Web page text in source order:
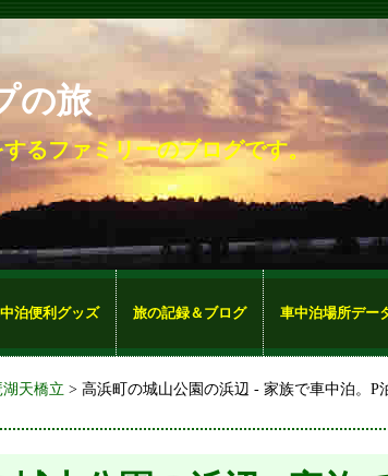
の旅
るファミリーのブログです。
泊便利グッズ 旅の記録＆ブログ 車中泊場所デー
天橋立 > 高浜町の城山公園の浜辺 - 家族で車中泊。P